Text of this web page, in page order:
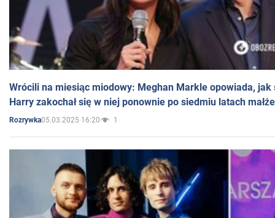
Wrócili na miesiąc miodowy: Meghan Markle opowiada, jak
Harry zakochał się w niej ponownie po siedmiu latach
Rozrywka05.03.2025 16:20 1